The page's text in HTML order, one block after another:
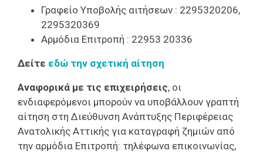
Γραφείο Υποβολής αιτήσεων : 2295320206,
2295320369
Αρμόδια Επιτροπή : 22953 20336
Δείτε εδώ την σχετική αίτηση
Aναφορικά με τις επιχειρήσεις, οι
ενδιαφερόμενοι μπορούν να υποβάλλουν γραπτή
αίτηση στη Διεύθυνση Ανάπτυξης Περιφέρειας
Ανατολικής Αττικής για καταγραφή ζημιών από
την αρμόδια Επιτροπή: τηλέφωνα επικοινωνίας,